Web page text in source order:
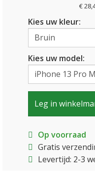
€
Kies uw kleur:
Kies uw model:
Leg in
Op voorraad
Gratis
Levertijd: 2-3